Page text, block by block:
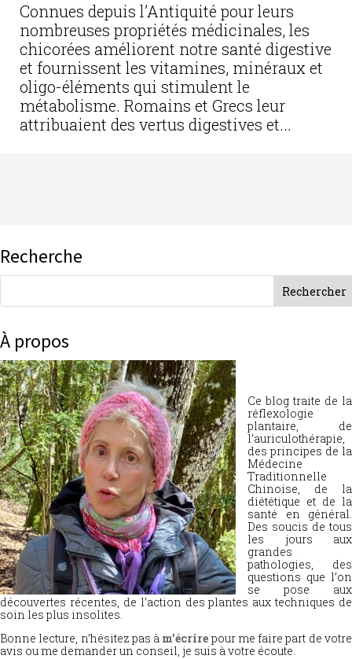
Connues depuis l’Antiquité pour leurs
nombreuses propriétés médicinales, les
chicorées améliorent notre santé digestive
et fournissent les vitamines, minéraux et
oligo-éléments qui stimulent le
métabolisme. Romains et Grecs leur
attribuaient des vertus digestives et...
Recherche
À propos
Ce blog traite de la
réflexologie
plantaire, de
l’auriculothérapie,
des principes de la
Médecine
Traditionnelle
Chinoise, de la
diététique et de la
santé en général.
Des soucis de tous
les jours aux
grandes
pathologies, des
questions que l’on
se pose aux
découvertes récentes, de l’action des plantes aux techniques de
soin les plus insolites.
Bonne lecture, n’hésitez pas à m’écrire pour me faire part de votre
avis ou me demander un conseil, je suis à votre écoute.